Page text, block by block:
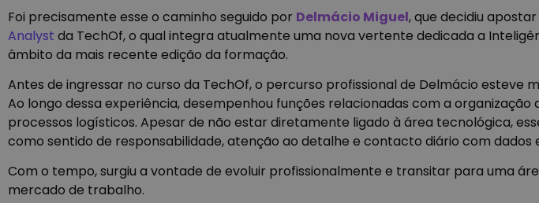
Foi precisamente esse o caminho seguido por Delmácio Miguel, que decidiu
Analyst da TechOf, o qual integra atualmente uma nova vertente dedicada a
âmbito da mais recente edição da formação.
Antes de ingressar no curso da TechOf, o percurso profissional de Delmácio
Ao longo dessa experiência, desempenhou funções relacionadas com a
processos logísticos. Apesar de não estar diretamente ligado à área tecnológica,
como sentido de responsabilidade, atenção ao detalhe e contacto diário com dados
Com o tempo, surgiu a vontade de evoluir profissionalmente e transitar para uma
mercado de trabalho.